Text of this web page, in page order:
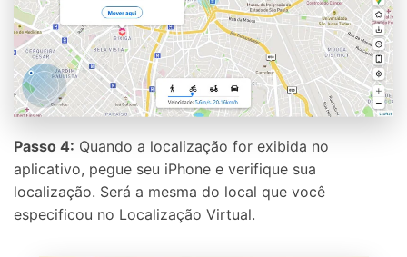
Passo 4: Quando a localização for exibida no
aplicativo, pegue seu iPhone e verifique sua
localização. Será a mesma do local que você
especificou no Localização Virtual.